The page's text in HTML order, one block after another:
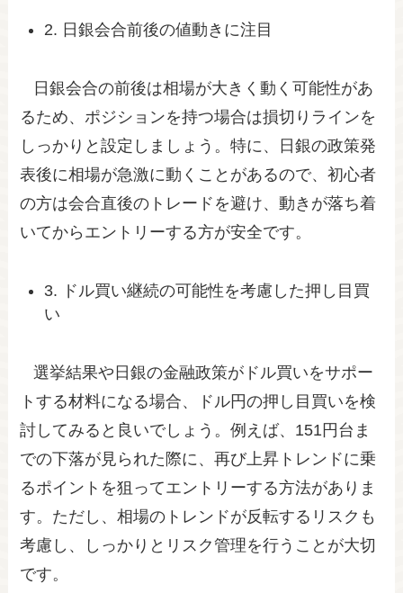
2. 日銀会合前後の値動きに注目
日銀会合の前後は相場が大きく動く可能性があ
るため、ポジションを持つ場合は損切りラインを
しっかりと設定しましょう。特に、日銀の政策発
表後に相場が急激に動くことがあるので、初心者
の方は会合直後のトレードを避け、動きが落ち着
いてからエントリーする方が安全です。
3. ドル買い継続の可能性を考慮した押し目買
い
選挙結果や日銀の金融政策がドル買いをサポー
トする材料になる場合、ドル円の押し目買いを検
討してみると良いでしょう。例えば、151円台ま
での下落が見られた際に、再び上昇トレンドに乗
るポイントを狙ってエントリーする方法がありま
す。ただし、相場のトレンドが反転するリスクも
考慮し、しっかりとリスク管理を行うことが大切
です。